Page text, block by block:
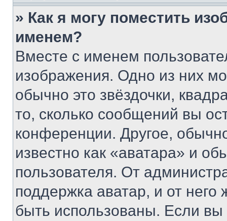
» Как я могу поместить
именем?
Вместе с именем
изображения. Одно из них
обычно это звёздочки,
то, сколько сообщений вы
конференции. Другое,
известно как «аватара» и
пользователя. От
поддержка аватар, и от него
быть использованы. Если